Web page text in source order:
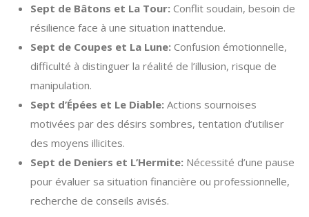
Sept de Bâtons et La Tour: Conflit soudain, besoin de
résilience face à une situation inattendue.
Sept de Coupes et La Lune: Confusion émotionnelle,
difficulté à distinguer la réalité de l’illusion, risque de
manipulation.
Sept d’Épées et Le Diable: Actions sournoises
motivées par des désirs sombres, tentation d’utiliser
des moyens illicites.
Sept de Deniers et L’Hermite: Nécessité d’une pause
pour évaluer sa situation financière ou professionnelle,
recherche de conseils avisés.